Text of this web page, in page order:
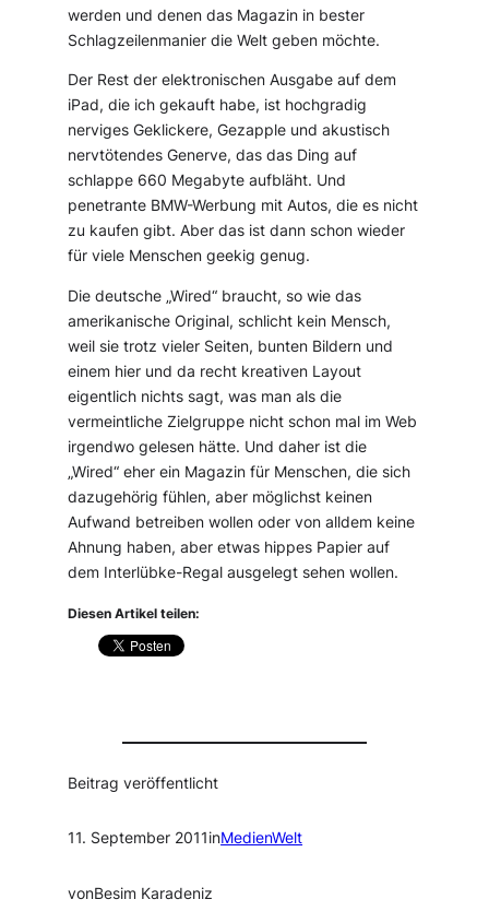
werden und denen das Magazin in bester
Schlagzeilenmanier die Welt geben möchte.
Der Rest der elektronischen Ausgabe auf dem
iPad, die ich gekauft habe, ist hochgradig
nerviges Geklickere, Gezapple und akustisch
nervtötendes Generve, das das Ding auf
schlappe 660 Megabyte aufbläht. Und
penetrante BMW-Werbung mit Autos, die es nicht
zu kaufen gibt. Aber das ist dann schon wieder
für viele Menschen geekig genug.
Die deutsche „Wired“ braucht, so wie das
amerikanische Original, schlicht kein Mensch,
weil sie trotz vieler Seiten, bunten Bildern und
einem hier und da recht kreativen Layout
eigentlich nichts sagt, was man als die
vermeintliche Zielgruppe nicht schon mal im Web
irgendwo gelesen hätte. Und daher ist die
„Wired“ eher ein Magazin für Menschen, die sich
dazugehörig fühlen, aber möglichst keinen
Aufwand betreiben wollen oder von alldem keine
Ahnung haben, aber etwas hippes Papier auf
dem Interlübke-Regal ausgelegt sehen wollen.
Diesen Artikel teilen:
Beitrag veröffentlicht
11. September 2011inMedienWelt
vonBesim Karadeniz